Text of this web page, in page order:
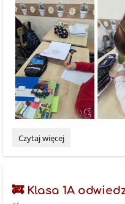
Uczniowie
3a
pędzlem
Czytaj więcej
🚒 Klasa 1A